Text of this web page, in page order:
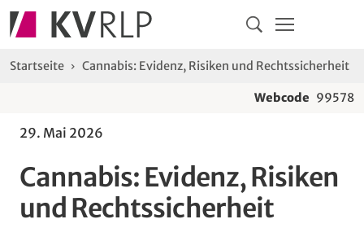
Navigation
Sie sind hier:
Startseite Cannabis: Evidenz, Risiken und Rechtssicherheit
Webcode 99578
29. Mai 2026
Cannabis: Evidenz, Risiken
und Rechtssicherheit